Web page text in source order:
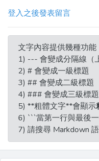
登入之後發表留言
文字內容提供幾種功能
1) --- 會變成分隔線（
2) # 會變成一級標題
3) ## 會變成二級標題
4) ### 會變成三級標題
5) **粗體文字**會顯示
6) ```當第一行與最後
7) 請搜尋 Markdown